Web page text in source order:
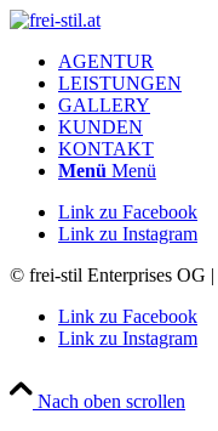
AGENTUR
LEISTUNGEN
GALLERY
KUNDEN
KONTAKT
Menü Menü
Link zu Facebook
Link zu Instagram
© frei-stil Enterprises OG |
Link zu Facebook
Link zu Instagram
Nach oben scrollen